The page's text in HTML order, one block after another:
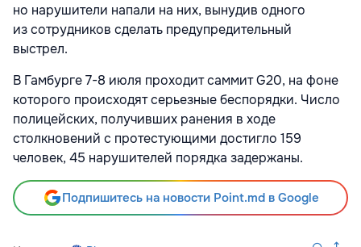
но нарушители напали на них, вынудив одного
из сотрудников сделать предупредительный
выстрел.
В Гамбурге 7-8 июля проходит саммит G20, на фоне
которого происходят серьезные беспорядки. Число
полицейских, получивших ранения в ходе
столкновений с протестующими достигло 159
человек, 45 нарушителей порядка задержаны.
Подпишитесь на новости Point.md в Google